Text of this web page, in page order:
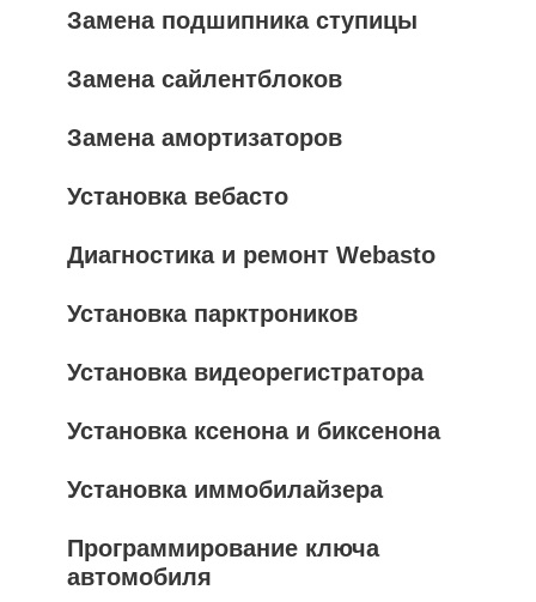
Замена подшипника ступицы
Замена сайлентблоков
Замена амортизаторов
Установка вебасто
Диагностика и ремонт Webasto
Установка парктроников
Установка видеорегистратора
Установка ксенона и биксенона
Установка иммобилайзера
Программирование ключа
автомобиля